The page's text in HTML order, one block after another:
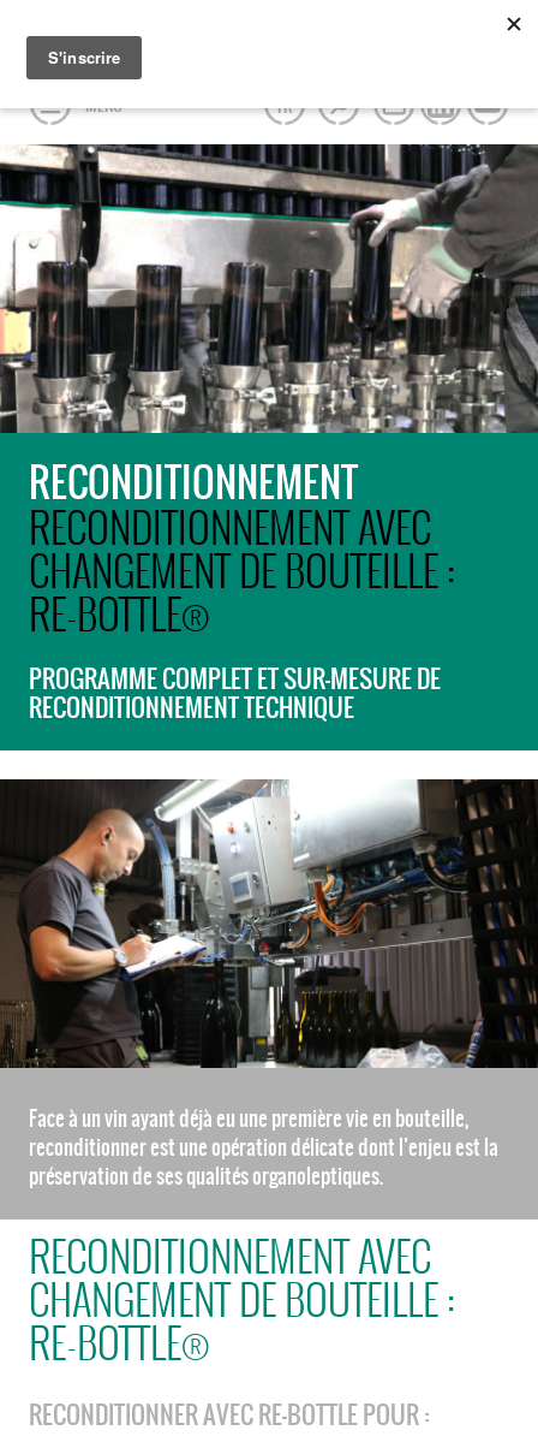
MENU FR
RECONDITIONNEMENT
RECONDITIONNEMENT AVEC
CHANGEMENT DE BOUTEILLE :
RE-BOTTLE®
PROGRAMME COMPLET ET SUR-MESURE DE
RECONDITIONNEMENT TECHNIQUE
Face à un vin ayant déjà eu une première vie en bouteille,
reconditionner est une opération délicate dont l’enjeu est la
préservation de ses qualités organoleptiques.
RECONDITIONNEMENT AVEC
CHANGEMENT DE BOUTEILLE :
RE-BOTTLE®
RECONDITIONNER AVEC RE-BOTTLE POUR :